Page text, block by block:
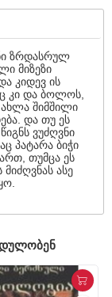
ზრდასრულ
მიზეზი
კიდევ ის
კი და ბოლოს,
ახლა შიმშილი
და თუ ეს
ვუძღვნი
პატარა ბიჭი
თუმცა ეს
ასე